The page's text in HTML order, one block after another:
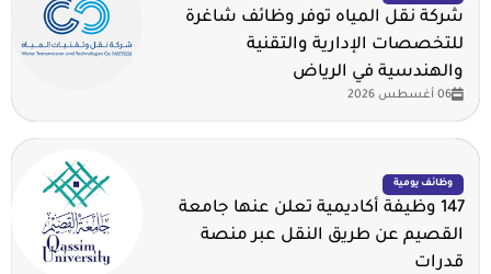
شركة نقل المياه توفر وظائف شاغرة
للتخصصات الإدارية والتقنية
والهندسية في الرياض
06 أغسطس 2026
وظائف يومية
147 وظيفة أكاديمية تعلن عنها جامعة
القصيم عن طريق النقل عبر منصة
قدرات